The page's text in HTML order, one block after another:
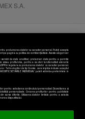
S.A.
prelucrarea datelor cu caracter personal. Puteți accepta
pe pagina cu politica de confidențialitate. Aceste alegeri vor
servicii de date analitice) prelucram date pentru a permite
si/sau profilul dvs., pentru a va oferi functionalitati aferente
in legatura cu prelucrarea datelor cu caracter personal.
Tehnologiilor de tip Cookie, care implica inclusiv acceptul
SETARILE INDIVIDUAL” puteti schimba preferintele in
pentru selectarea conținutului personalizat. Dezvoltarea și
personalizate. Crearea profilurilor pentru publicitate
surse diferite. Utilizarea datelor limitate pentru a selecta
dispozitivului.